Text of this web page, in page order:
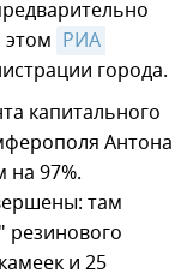
РИА
города.
капитального
Антона
на 97%.
там
резинового
и 25